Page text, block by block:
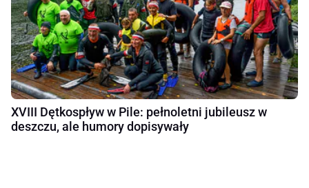
XVIII Dętkospływ w Pile: pełnoletni jubileusz w
deszczu, ale humory dopisywały